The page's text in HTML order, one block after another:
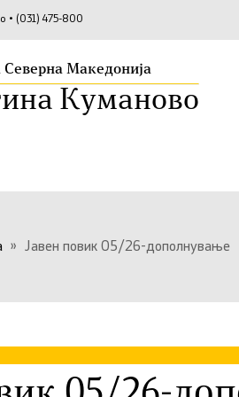
• (031) 475-800
Македонија
Куманово
» Јавен повик 05/26-дополнување